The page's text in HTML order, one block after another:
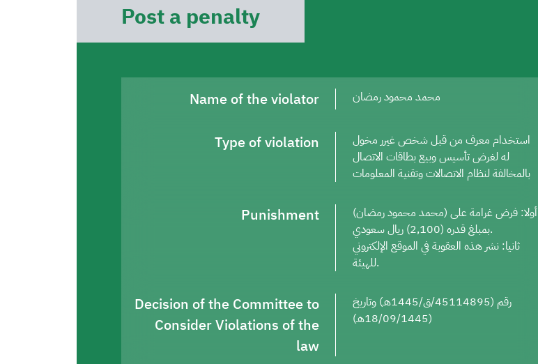
Post a penalty
Name of the violator محمد محمود رمضان
Type of violation
استخدام معرف من قبل شخص غيرر مخول
له لغرض تأسيس وبيع بطاقات الاتصال
بالمخالفة لنظام الاتصالات وتقنية المعلومات
Punishment
أولا: فرض غرامة على (محمد محمود رمضان)
بمبلغ قدره (2,100) ريال سعودي.
ثانيا: نشر هذه العقوبة في الموقع الإلكتروني
للهيئة.
Decision of the Committee to
Consider Violations of the
law
رقم (45114895/ق/1445هـ) وتاريخ
(18/09/1445هـ)